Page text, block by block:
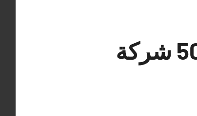
شركات نقل عفش الصباحية 50993766 شركة